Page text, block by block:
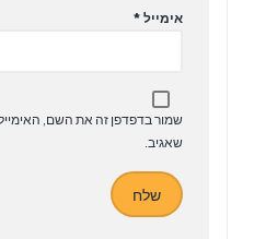
אימייל *
שמור בדפדפן זה את השם,
שאגיב.